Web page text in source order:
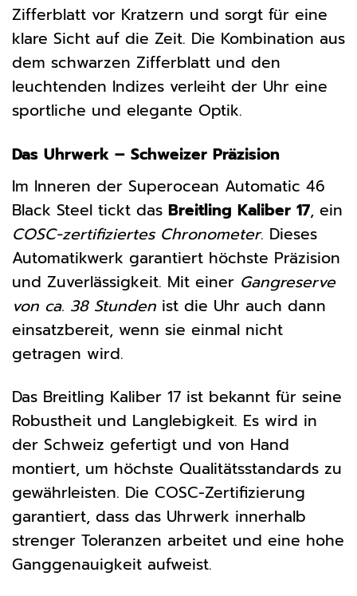
Zifferblatt vor Kratzern und sorgt für eine
klare Sicht auf die Zeit. Die Kombination aus
dem schwarzen Zifferblatt und den
leuchtenden Indizes verleiht der Uhr eine
sportliche und elegante Optik.
Das Uhrwerk – Schweizer Präzision
Im Inneren der Superocean Automatic 46
Black Steel tickt das Breitling Kaliber 17, ein
COSC-zertifiziertes Chronometer. Dieses
Automatikwerk garantiert höchste Präzision
und Zuverlässigkeit. Mit einer Gangreserve
von ca. 38 Stunden ist die Uhr auch dann
einsatzbereit, wenn sie einmal nicht
getragen wird.
Das Breitling Kaliber 17 ist bekannt für seine
Robustheit und Langlebigkeit. Es wird in
der Schweiz gefertigt und von Hand
montiert, um höchste Qualitätsstandards zu
gewährleisten. Die COSC-Zertifizierung
garantiert, dass das Uhrwerk innerhalb
strenger Toleranzen arbeitet und eine hohe
Ganggenauigkeit aufweist.